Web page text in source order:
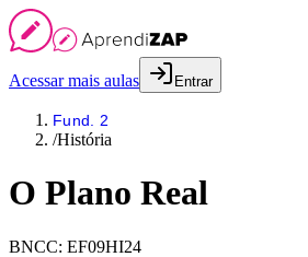
Acessar mais aulas Entrar
Fund. 2
/História
O Plano Real
BNCC: EF09HI24